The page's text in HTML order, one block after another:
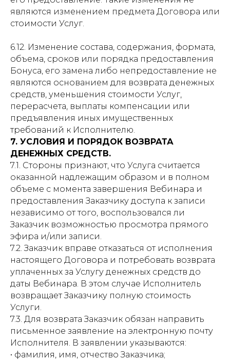
являются изменением предмета Договора или
стоимости Услуг.
6.12. Изменение состава, содержания, формата,
объема, сроков или порядка предоставления
Бонуса, его замена либо непредоставление не
являются основанием для возврата денежных
средств, уменьшения стоимости Услуг,
перерасчета, выплаты компенсации или
предъявления иных имущественных
требований к Исполнителю.
7. УСЛОВИЯ И ПОРЯДОК ВОЗВРАТА
ДЕНЕЖНЫХ СРЕДСТВ.
7.1. Стороны признают, что Услуга считается
оказанной надлежащим образом и в полном
объеме с момента завершения Вебинара и
предоставления Заказчику доступа к записи
независимо от того, воспользовался ли
Заказчик возможностью просмотра прямого
эфира и/или записи.
7.2. Заказчик вправе отказаться от исполнения
настоящего Договора и потребовать возврата
уплаченных за Услугу денежных средств до
даты Вебинара. В этом случае Исполнитель
возвращает Заказчику полную стоимость
Услуги.
7.3. Для возврата Заказчик обязан направить
письменное заявление на электронную почту
Исполнителя. В заявлении указываются:
• фамилия, имя, отчество Заказчика;